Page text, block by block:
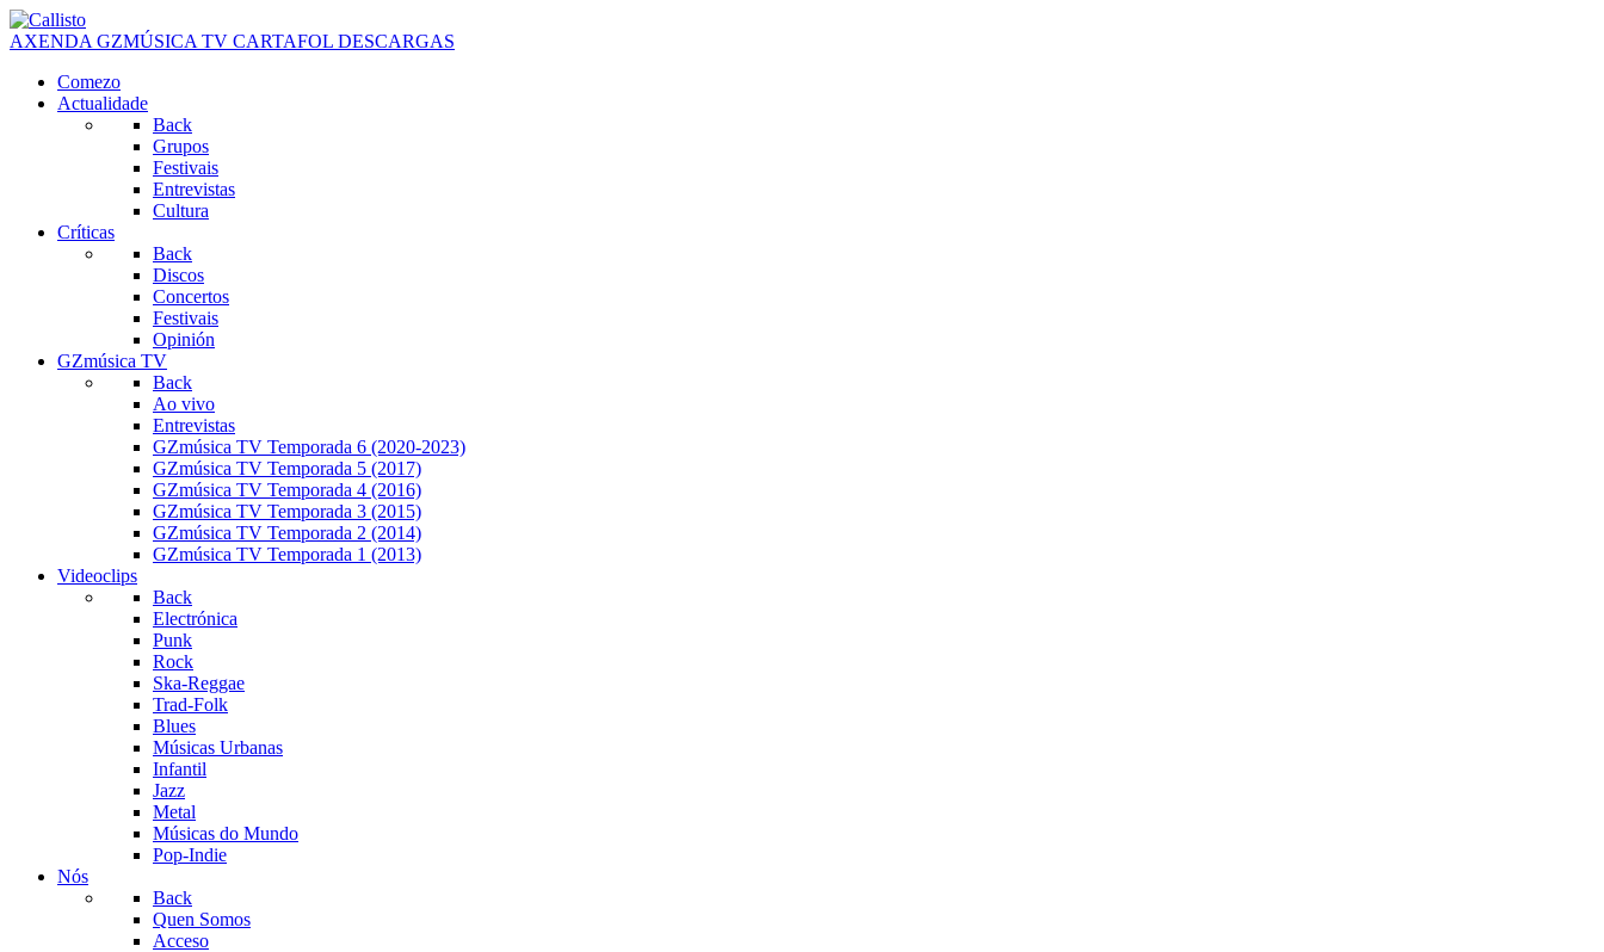
AXENDA GZMÚSICA TV CARTAFOL DESCARGAS
Comezo
Actualidade
Back
Grupos
Festivais
Entrevistas
Cultura
Críticas
Back
Discos
Concertos
Festivais
Opinión
GZmúsica TV
Back
Ao vivo
Entrevistas
GZmúsica TV Temporada 6 (2020-2023)
GZmúsica TV Temporada 5 (2017)
GZmúsica TV Temporada 4 (2016)
GZmúsica TV Temporada 3 (2015)
GZmúsica TV Temporada 2 (2014)
GZmúsica TV Temporada 1 (2013)
Videoclips
Back
Electrónica
Punk
Rock
Ska-Reggae
Trad-Folk
Blues
Músicas Urbanas
Infantil
Jazz
Metal
Músicas do Mundo
Pop-Indie
Nós
Back
Quen Somos
Acceso